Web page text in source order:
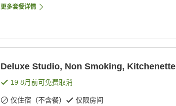
更多套餐详情
Deluxe Studio, Non Smoking, Kitchenette
19 8月前可免费取消
仅住宿（不含餐） 仅限房间